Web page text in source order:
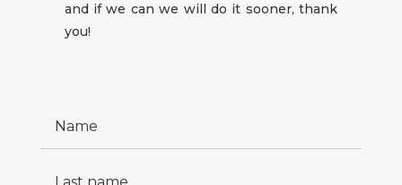
and if we can we will do it sooner, thank
you!